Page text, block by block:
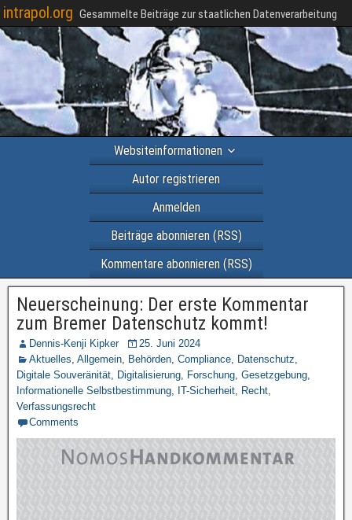
intrapol.org Gesammelte Beiträge zur staatlichen Datenverarbeitung
Websiteinformationen
Autor registrieren
Anmelden
Beiträge abonnieren (RSS)
Kommentare abonnieren (RSS)
Neuerscheinung: Der erste Kommentar
zum Bremer Datenschutz kommt!
Dennis-Kenji Kipker
25. Juni 2024
Aktuelles, Allgemein, Behörden, Compliance, Datenschutz,
Digitale Souveränität, Digitalisierung, Forschung, Gesetzgebung,
Informationelle Selbstbestimmung, IT-Sicherheit, Recht,
Verfassungsrecht
Comments